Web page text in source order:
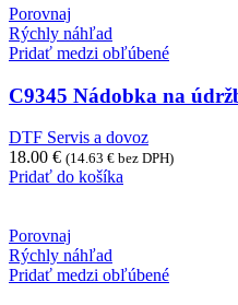
Porovnaj
Rýchly náhľad
Pridať medzi obľúbené
C9345 Nádobka na
DTF Servis a dovoz
18.00 € (14.63 € bez DPH)
Pridať do košíka
Porovnaj
Rýchly náhľad
Pridať medzi obľúbené